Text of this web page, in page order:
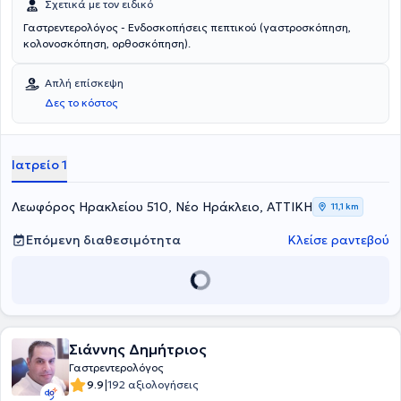
Σχετικά με τον ειδικό
Γαστρεντερολόγος - Ενδοσκοπήσεις πεπτικού (γαστροσκόπηση,
κολονοσκόπηση, ορθοσκόπηση).
Απλή επίσκεψη
Δες το κόστος
Ιατρείο 1
Λεωφόρος Ηρακλείου 510, Νέο Ηράκλειο, ΑΤΤΙΚΗ 11,1 km
Επόμενη διαθεσιμότητα Κλείσε ραντεβού
Σιάννης Δημήτριος
Γαστρεντερολόγος
9.9|192 αξιολογήσεις